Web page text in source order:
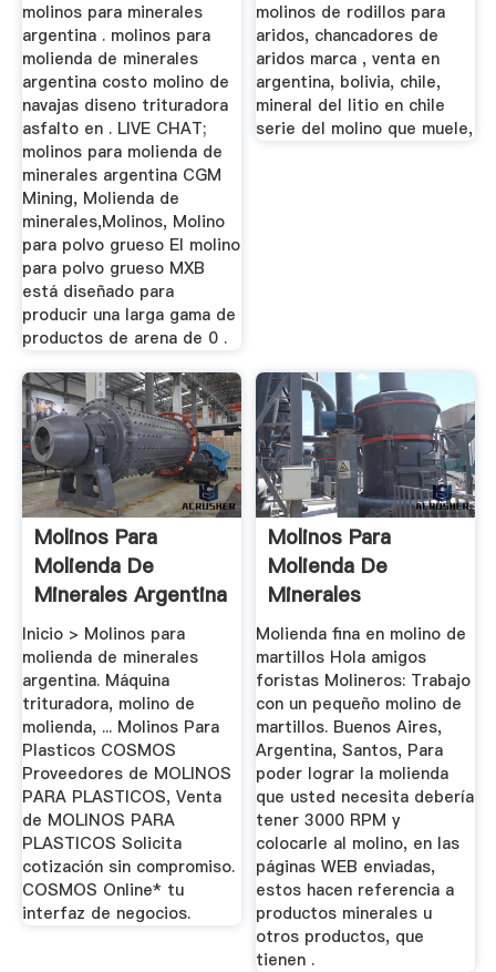
molinos para minerales
argentina . molinos para
molienda de minerales
argentina costo molino de
navajas diseno trituradora
asfalto en . LIVE CHAT;
molinos para molienda de
minerales argentina CGM
Mining, Molienda de
minerales,Molinos, Molino
para polvo grueso El molino
para polvo grueso MXB
está diseñado para
producir una larga gama de
productos de arena de 0 .
molinos de rodillos para
aridos, chancadores de
aridos marca , venta en
argentina, bolivia, chile,
mineral del litio en chile
serie del molino que muele,
Molinos Para
Molienda De
Minerales Argentina
Inicio > Molinos para
molienda de minerales
argentina. Máquina
trituradora, molino de
molienda, ... Molinos Para
Plasticos COSMOS
Proveedores de MOLINOS
PARA PLASTICOS, Venta
de MOLINOS PARA
PLASTICOS Solicita
cotización sin compromiso.
COSMOS Online* tu
interfaz de negocios.
Molinos Para
Molienda De
Minerales
ArgentinaXSM ...
Molienda fina en molino de
martillos Hola amigos
foristas Molineros: Trabajo
con un pequeño molino de
martillos. Buenos Aires,
Argentina, Santos, Para
poder lograr la molienda
que usted necesita debería
tener 3000 RPM y
colocarle al molino, en las
páginas WEB enviadas,
estos hacen referencia a
productos minerales u
otros productos, que
tienen .